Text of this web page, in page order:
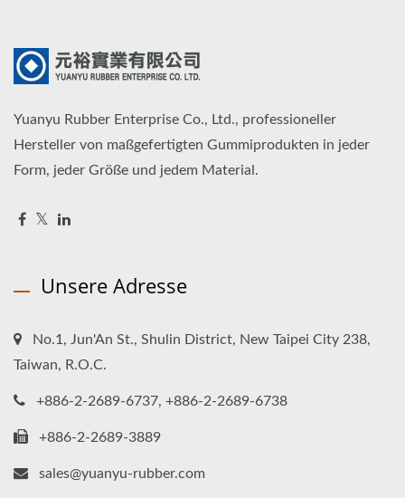
Yuanyu Rubber Enterprise Co., Ltd., professioneller
Hersteller von maßgefertigten Gummiprodukten in jeder
Form, jeder Größe und jedem Material.
Unsere Adresse
No.1, Jun'An St., Shulin District, New Taipei City 238,
Taiwan, R.O.C.
+886-2-2689-6737, +886-2-2689-6738
+886-2-2689-3889
sales@yuanyu-rubber.com